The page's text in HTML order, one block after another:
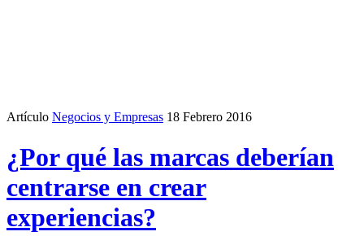
Artículo Negocios y Empresas 18 Febrero 2016
¿Por qué las marcas deberían
centrarse en crear
experiencias?